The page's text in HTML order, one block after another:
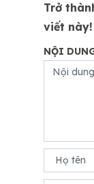
Trở
viết này!
NỘI